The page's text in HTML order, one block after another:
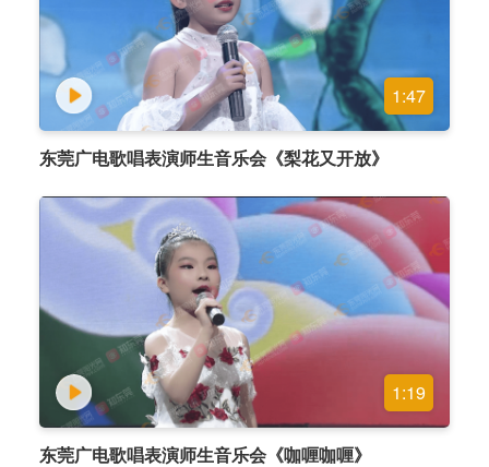
1:47
东莞广电歌唱表演师生音乐会《梨花又开放》
1:19
东莞广电歌唱表演师生音乐会《咖喱咖喱》